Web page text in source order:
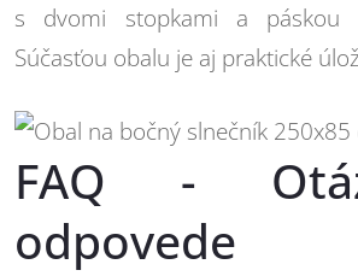
s dvomi stopkami a páskou
Súčasťou obalu je aj praktické
FAQ -
odpovede